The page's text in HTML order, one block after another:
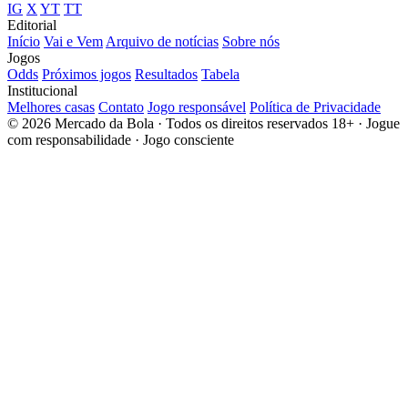
IG X YT TT
Editorial
Início Vai e Vem Arquivo de notícias Sobre nós
Jogos
Odds Próximos jogos Resultados Tabela
Institucional
Melhores casas Contato Jogo responsável Política de Privacidade
© 2026 Mercado da Bola · Todos os direitos reservados 18+ · Jogue
com responsabilidade · Jogo consciente